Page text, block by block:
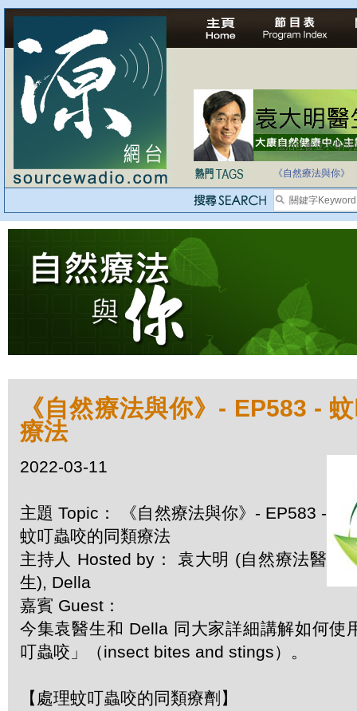
法治社會並不等同
《自然療法與你》
《自然療法與你》- EP583 -
療法
2022-03-11
主題 Topic： 《自然療法與你》- EP583 -
蚊叮蟲咬的同類療法
主持人 Hosted by： 袁大明 (自然療法醫
生), Della
嘉賓 Guest：
今集袁醫生和 Della 同大家詳細講解如何使
叮蟲咬」（insect bites and stings）。
【處理蚊叮蟲咬的同類療劑】